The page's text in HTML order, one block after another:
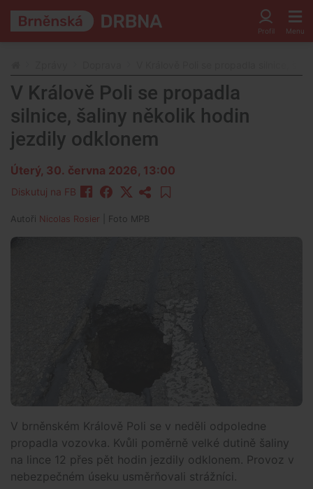
V Králově Poli se propadla
silnice, šaliny několik hodin
jezdily odklonem
Úterý, 30. června 2026, 13:00
Diskutuj na FB
Autoři Nicolas Rosier | Foto MPB
V brněnském Králově Poli se v neděli odpoledne
propadla vozovka. Kvůli poměrně velké dutině šaliny
na lince 12 přes pět hodin jezdily odklonem. Provoz v
nebezpečném úseku usměrňovali strážníci.